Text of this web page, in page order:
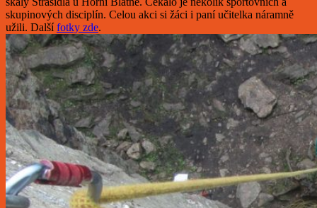
skupinových disciplín. Celou akci si žáci i paní učitelka náramně
užili. Dalšífotky zde.